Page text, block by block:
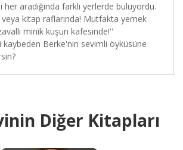
aradığında farklı yerlerde buluyordu.
veya kitap raflarında! Mutfakta yemek
minik kuşun kafesinde!''
kaybeden Berke'nin sevimli öyküsüne
Diğer Kitapları